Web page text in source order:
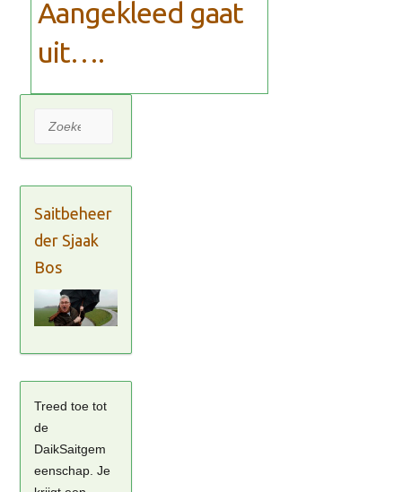
Zoeken
Saitbeheer
der Sjaak
Bos
Treed toe tot
de
DaikSaitgem
eenschap. Je